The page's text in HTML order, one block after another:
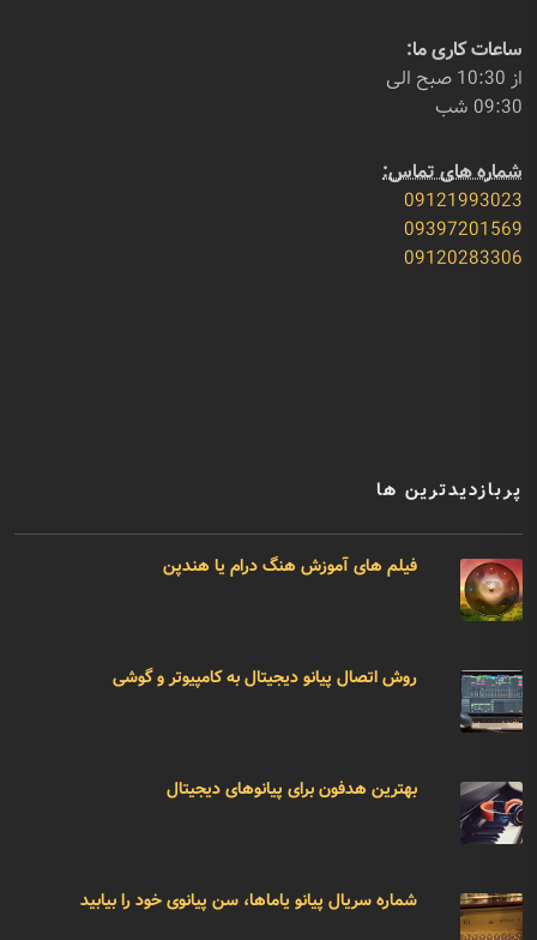
ساعات کاری ما:
از 10:30 صبح الی
09:30 شب
شماره های تماس:
09121993023
09397201569
09120283306
پربازدیدترین ها
فیلم های آموزش هنگ درام یا هندپن
روش اتصال پیانو دیجیتال به کامپیوتر و گوشی
بهترین هدفون برای پیانوهای دیجیتال
شماره سریال پیانو یاماها، سن پیانوی خود را بیابید